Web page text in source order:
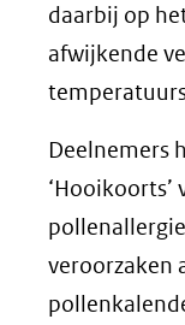
daarbij op
afwijkende
Deelnemers
veroorzaken